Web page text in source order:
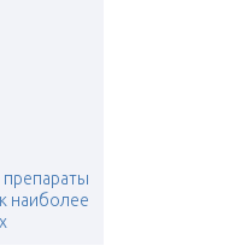
наиболее